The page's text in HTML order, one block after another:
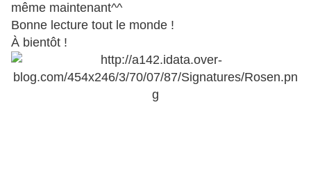
même maintenant^^
Bonne lecture tout le monde !
À bientôt !